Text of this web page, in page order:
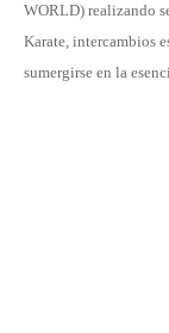
WORLD) realizando
Karate, intercambios
sumergirse en la